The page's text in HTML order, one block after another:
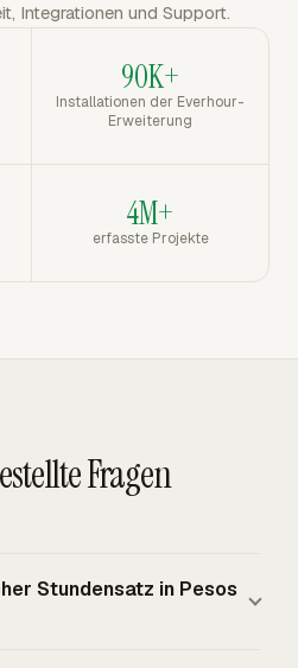
Integrationen und Support.
90K+
Installationen der Everhour-
Erweiterung
4M+
erfasste Projekte
Fragen
Stundensatz in Pesos